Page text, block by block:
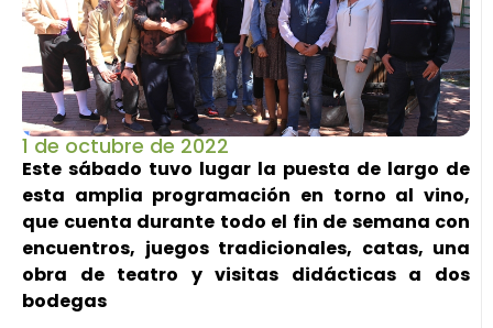
1 de octubre de 2022
Este sábado tuvo lugar la puesta de largo de
esta amplia programación en torno al vino,
que cuenta durante todo el fin de semana con
encuentros, juegos tradicionales, catas, una
obra de teatro y visitas didácticas a dos
bodegas